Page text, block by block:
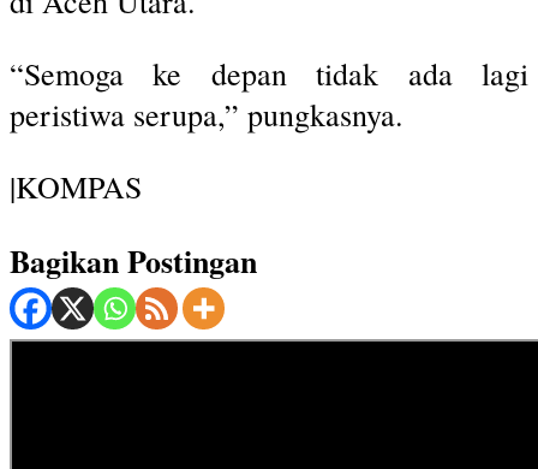
“Semoga ke depan tidak ada lagi
peristiwa serupa,” pungkasnya.
|KOMPAS
Bagikan Postingan